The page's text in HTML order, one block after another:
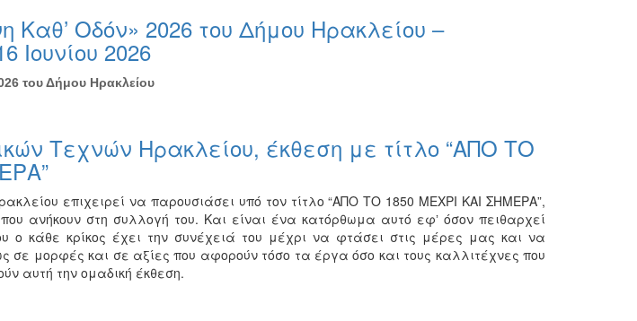
Καθ’ Οδόν» 2026 του Δήμου Ηρακλείου –
Ιουνίου 2026
του Δήμου Ηρακλείου
Τεχνών Ηρακλείου, έκθεση με τίτλο “ΑΠΟ ΤΟ
επιχειρεί να παρουσιάσει υπό τον τίτλο “ΑΠΟ ΤΟ 1850 ΜΕΧΡΙ ΚΑΙ ΣΗΜΕΡΑ”,
ανήκουν στη συλλογή του. Και είναι ένα κατόρθωμα αυτό εφʼ όσον πειθαρχεί
ο κάθε κρίκος έχει την συνέχειά του μέχρι να φτάσει στις μέρες μας και να
σε μορφές και σε αξίες που αφορούν τόσο τα έργα όσο και τους καλλιτέχνες που
αυτή την ομαδική έκθεση.